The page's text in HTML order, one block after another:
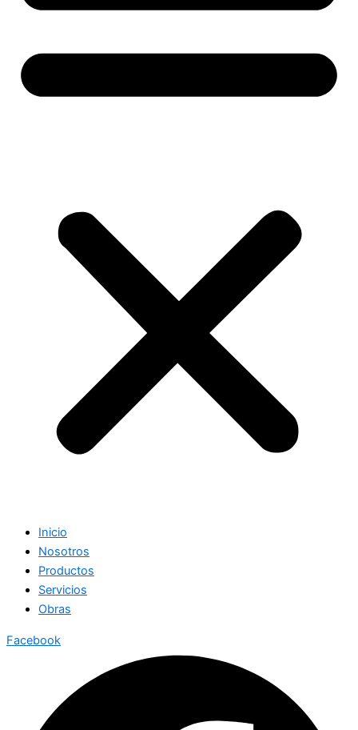
Inicio
Nosotros
Productos
Servicios
Obras
Facebook